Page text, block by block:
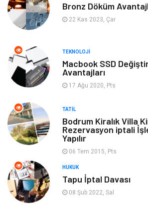
Tekstil Genel
Turizm Spor
Hediyelik Eşya
oyun alanları
Blogroll
Cruise
Güzellik
Bronz Döküm
22 Kas 2023, Çar
TEKNOLOJI
Macbook SSD
Avantajları
17 Ağu 2020, Pts
TATIL
Bodrum Kiralık Villa
Rezervasyon iptali
Yapılır
06 Tem 2015, Pts
HUKUK
Tapu İptal Davası
08 Şub 2022, Sal